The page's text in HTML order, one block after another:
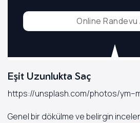
Online Randevu
Eşit Uzunlukta Saç
https://unsplash.com/photos/
Genel bir dökülme ve belirgin